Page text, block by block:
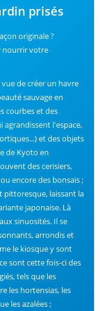
prisés
originale ?
nourrir votre
de créer un havre
sauvage en
courbes et des
agrandissent l'espace,
et des objets
de Kyoto en
des cerisiers,
encore des bonsaïs ;
pittoresque, laissant la
japonaise. Là
sinuosités. Il se
arrondis et
le kiosque y sont
sont cette fois-ci des
tels que les
les hortensias, les
les azalées ;